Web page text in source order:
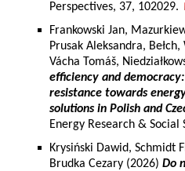
Perspectives, 37, 102029.
Frankowski Jan,
Prusak Aleksandra,
Vácha Tomáš,
efficiency and
resistance towards
solutions in Polish and
Energy Research & Social
Krysiński Dawid, Schmidt
Brudka Cezary (2026) Do